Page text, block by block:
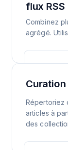
flux RSS
Combinez
agrégé.
Curation
Répertoriez
articles à
des